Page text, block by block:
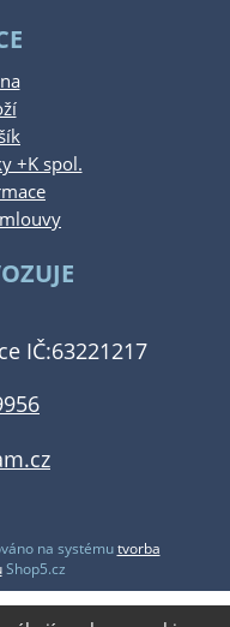
+K spol.
IČ:63221217
na systémutvorba
Shop5.cz